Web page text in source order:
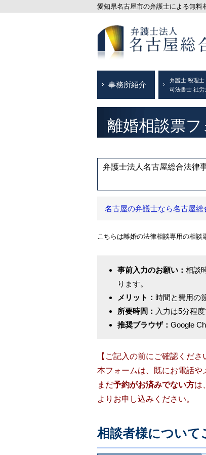
愛知県名古屋市の弁護士による無
事務所紹介
弁護士 税理士
司法書士 社労
離婚相談票フ
弁護士法人名古屋総合法律
名古屋の弁護士なら名古屋総
こちらは離婚の法律相談専用の相談
事前入力のお願い： 相談
ります。
メリット： 時間と費用の
所要時間： 入力は5分程
推奨ブラウザ： Google
【ご記入の前にご確認くださ
本フォームは、既にお電話や
まだ予約がお済みでない方は
よりお申し込みください。
相談者様について